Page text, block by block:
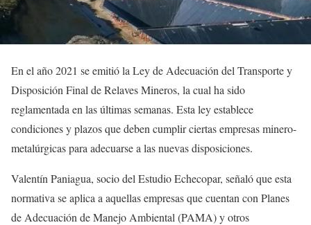
En el año 2021 se emitió la Ley de Adecuación del Transporte y
Disposición Final de Relaves Mineros, la cual ha sido
reglamentada en las últimas semanas. Esta ley establece
condiciones y plazos que deben cumplir ciertas empresas minero-
metalúrgicas para adecuarse a las nuevas disposiciones.
Valentín Paniagua, socio del Estudio Echecopar, señaló que esta
normativa se aplica a aquellas empresas que cuentan con Planes
de Adecuación de Manejo Ambiental (PAMA) y otros